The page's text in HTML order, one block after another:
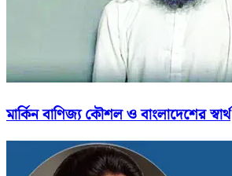
মার্কিন বাণিজ্য কৌশল ও বাংলাদেশের স্বার্থ